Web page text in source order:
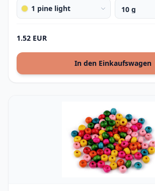
1 pine light
1.52 EUR
In den Einkaufswagen